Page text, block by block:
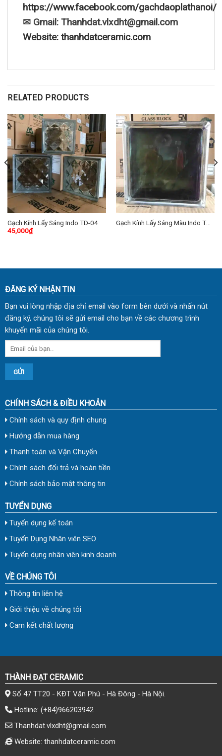
https://www.facebook.com/gachdaoplathanoi/
✉ Gmail: Thanhdat.vlxdht@gmail.com
Website: thanhdatceramic.com
RELATED PRODUCTS
Gạch Kính Lấy Sáng Indo TD-04
45,000₫
Gạch Kính Lấy Sáng Màu Indo TD-
ĐĂNG KÝ NHẬN TIN
Bạn vui lòng nhập địa chỉ email vào form bên dưới và nhấn nút
đăng ký, chúng tôi sẽ gửi email cho bạn về các chương trình
khuyến mãi của chúng tôi.
CHÍNH SÁCH & ĐIỀU KHOẢN
Chính sách và quy định chung
Hướng dẫn mua hàng
Thanh toán và Vận Chuyển
Chính sách đổi trả và hoàn tiền
Chính sách bảo mật thông tin
TUYỂN DỤNG
Tuyển dụng kế toán
Tuyển Dụng Nhân viên SEO
Tuyển dụng nhân viên kinh doanh
VỀ CHÚNG TÔI
Thông tin liên hệ
Giới thiệu về chúng tôi
Cam kết chất lượng
THÀNH ĐẠT CERAMIC
Số 47 TT20 - KĐT Văn Phú - Hà Đông - Hà Nội.
Hotline: (+84)966203942
Thanhdat.vlxdht@gmail.com
Website: thanhdatceramic.com